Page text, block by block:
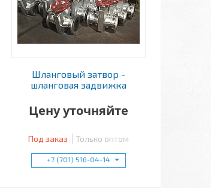
Шланговый затвор -
шланговая задвижка
Цену уточняйте
Под заказ Только оптом
+7 (701) 516-04-14